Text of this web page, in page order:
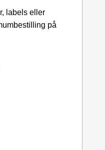
labels eller
på